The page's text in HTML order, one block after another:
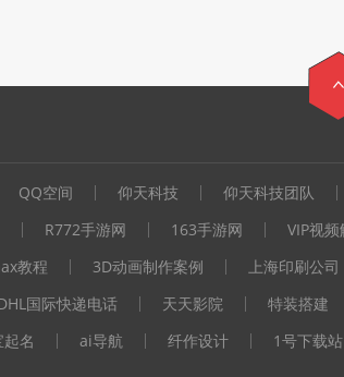
QQ空间 仰天科技 仰天科技团队
R772手游网 163手游网 VIP视
教程 3D动画制作案例 上海印刷公司
国际快递电话 天天影院 特装搭建
名 ai导航 纤作设计 1号下载站